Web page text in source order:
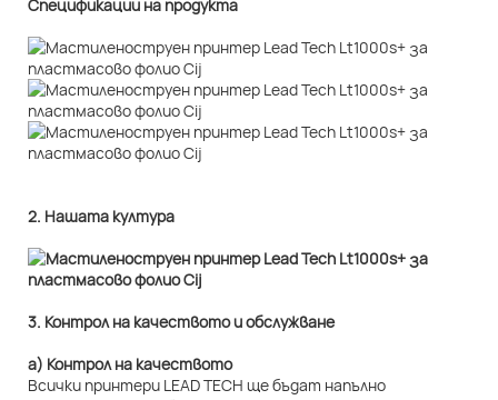
Спецификации на продукта
2. Нашата култура
3. Контрол на качеството и обслужване
а) Контрол на качеството
Всички принтери LEAD TECH ще бъдат напълно